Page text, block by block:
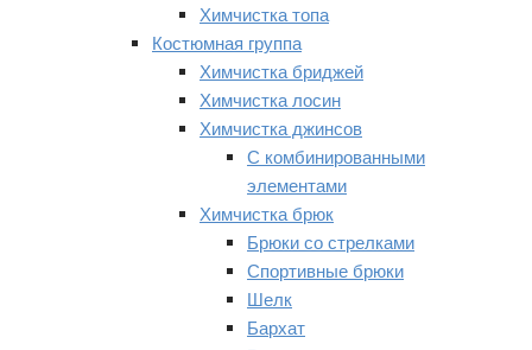
Химчистка топа
Костюмная группа
Химчистка бриджей
Химчистка лосин
Химчистка джинсов
С комбинированными
элементами
Химчистка брюк
Брюки со стрелками
Спортивные брюки
Шелк
Бархат